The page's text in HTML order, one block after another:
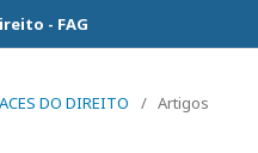
- FAG
DO DIREITO
/ Artigos